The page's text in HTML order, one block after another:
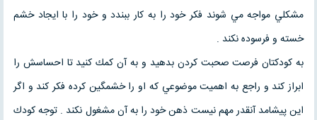
مشكلي مواجه مي شوند فكر خود را به كار ببندد و خود را با ايجاد خشم
خسته و فرسوده نكند .
به كودكتان فرصت صحبت كردن بدهيد و به آن كمك كنيد تا احساسش را
ابراز كند و راجع به اهميت موضوعي كه او را خشمگين كرده فكر كند و اگر
اين پيشامد آنقدر مهم نيست ذهن خود را به آن مشغول نكند . توجه كودك